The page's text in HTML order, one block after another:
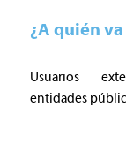
¿A quién
Usuarios
entidades